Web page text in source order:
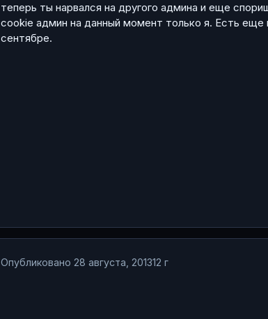
теперь ты нарвался на другого админа и еще
cookie админ на данный момент только я. Есть еще
сентябре.
Опубликовано 28 августа, 201312 г